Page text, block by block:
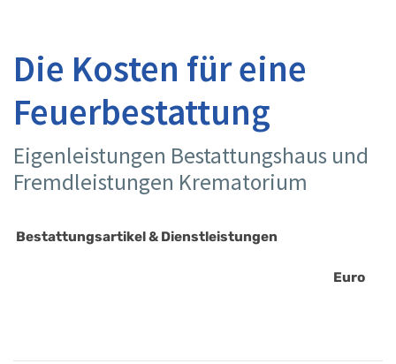
Die Kosten für eine
Feuerbestattung
Eigenleistungen Bestattungshaus und
Fremdleistungen Krematorium
Bestattungsartikel & Dienstleistungen
Euro